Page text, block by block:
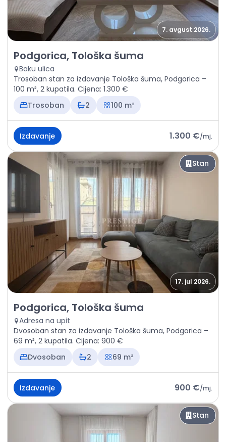
7. avgust 2026.
Izdavanje - Stan Podgorica, Tološka šuma
Podgorica, Tološka šuma
Baku ulica
Trosoban stan za izdavanje Tološka šuma, Podgorica –
100 m², 2 kupatila. Cijena: 1.300 €
Trosoban
2 100 m²
Izdavanje 1.300 €/mj.
Stan
17. jul 2026.
Izdavanje - Stan Podgorica, Tološka šuma
Podgorica, Tološka šuma
Adresa na upit
Dvosoban stan za izdavanje Tološka šuma, Podgorica –
69 m², 2 kupatila. Cijena: 900 €
Dvosoban
2 69 m²
Izdavanje 900 €/mj.
Stan